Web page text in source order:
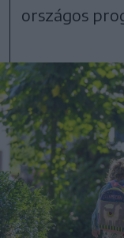
országos